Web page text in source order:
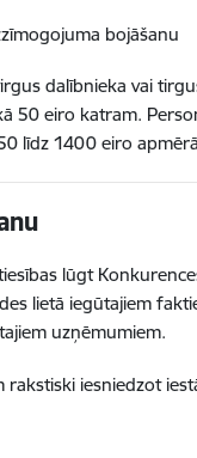
bojāšanu
dalībnieka vai
50 eiro katram.
līdz 1400 eiro
lūgt
lietā iegūtajiem
uzņēmumiem.
iesniedzot